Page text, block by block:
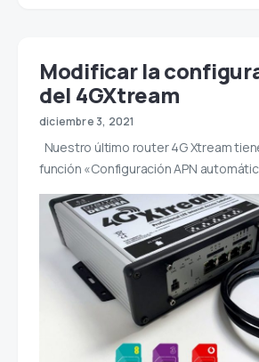
Modificar la
del 4GXtream
diciembre 3, 2021
Nuestro último router 4G Xtream
función «Configuración APN